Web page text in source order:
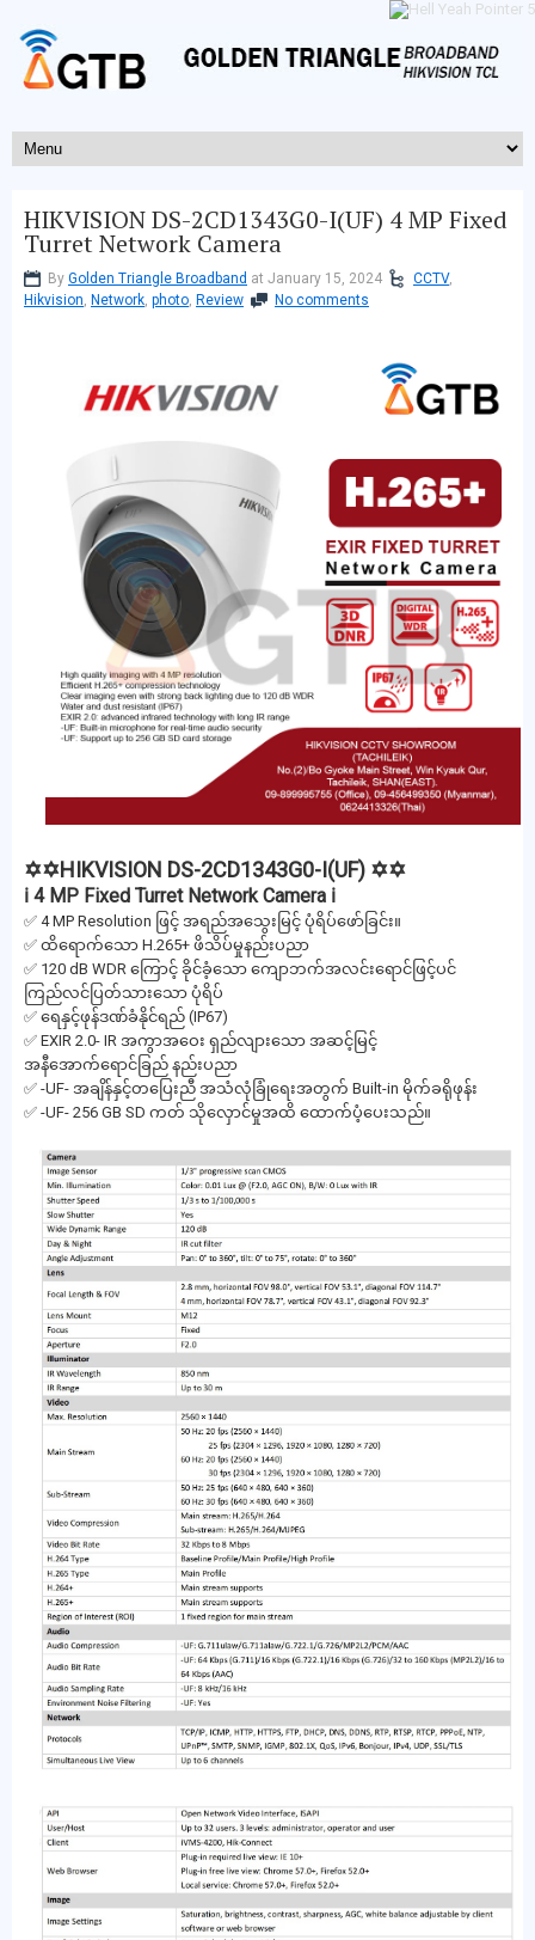
HIKVISION DS-2CD1343G0-I(UF) 4 MP Fixed
Turret Network Camera
By Golden Triangle Broadband at January 15, 2024 CCTV,
Hikvision, Network, photo, Review No comments
✡✡HIKVISION DS-2CD1343G0-I(UF) ✡✡
ℹ 4 MP Fixed Turret Network Camera ℹ
✅ 4 MP Resolution ဖြင့် အရည်အသွေးမြင့် ပုံရိပ်ဖော်ခြင်း။
✅ ထိရောက်သော H.265+ ဖိသိပ်မှုနည်းပညာ
✅ 120 dB WDR ကြောင့် ခိုင်ခံ့သော ကျောဘက်အလင်းရောင်ဖြင့်ပင်
ကြည်လင်ပြတ်သားသော ပုံရိပ်
✅ ရေနှင့်ဖုန်ဒဏ်ခံနိုင်ရည် (IP67)
✅ EXIR 2.0- IR အကွာအဝေး ရှည်လျားသော အဆင့်မြင့်
အနီအောက်ရောင်ခြည် နည်းပညာ
✅ -UF- အချိန်နှင့်တပြေးညီ အသံလုံခြုံရေးအတွက် Built-in မိုက်ခရိုဖုန်း
✅ -UF- 256 GB SD ကတ် သိုလှောင်မှုအထိ ထောက်ပံ့ပေးသည်။